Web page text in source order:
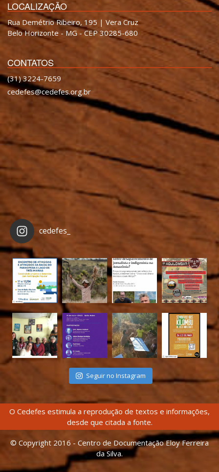
LOCALIZAÇÃO
Rua Demétrio Ribeiro, 195 | Vera Cruz
Belo Horizonte - MG - CEP 30285-680
CONTATOS
(31) 3224-7659
cedefes@cedefes.org.br
cedefes_
Seguir no Instagram
O Cedefes estimula a reprodução de textos e informações,
desde que citada a fonte.
© Copyright 2016 - Centro de Documentação Eloy Ferreira
da Silva.